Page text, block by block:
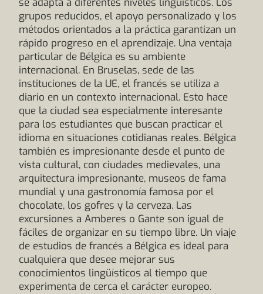
grupos reducidos, el apoyo personalizado y los
métodos orientados a la práctica garantizan un
rápido progreso en el aprendizaje. Una ventaja
particular de Bélgica es su ambiente
internacional. En Bruselas, sede de las
instituciones de la UE, el francés se utiliza a
diario en un contexto internacional. Esto hace
que la ciudad sea especialmente interesante
para los estudiantes que buscan practicar el
idioma en situaciones cotidianas reales. Bélgica
también es impresionante desde el punto de
vista cultural, con ciudades medievales, una
arquitectura impresionante, museos de fama
mundial y una gastronomía famosa por el
chocolate, los gofres y la cerveza. Las
excursiones a Amberes o Gante son igual de
fáciles de organizar en su tiempo libre. Un viaje
de estudios de francés a Bélgica es ideal para
cualquiera que desee mejorar sus
conocimientos lingüísticos al tiempo que
experimenta de cerca el carácter europeo.